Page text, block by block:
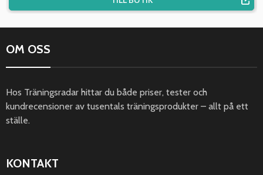
OM OSS
Hos Träningsradar hittar du både priser, tester och
kundrecensioner av tusentals träningsprodukter – allt på ett
ställe.
KONTAKT